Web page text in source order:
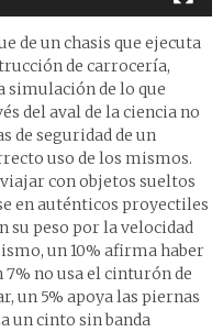
de un chasis que ejecuta
de carrocería,
de lo que
del aval de la ciencia no
de seguridad de un
uso de los mismos.
viajar con objetos sueltos
en auténticos proyectiles
su peso por la velocidad
un 10% afirma haber
no usa el cinturón de
un 5% apoya las piernas
un cinto sin banda